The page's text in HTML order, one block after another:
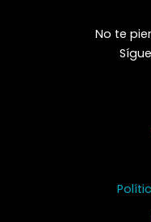
No te